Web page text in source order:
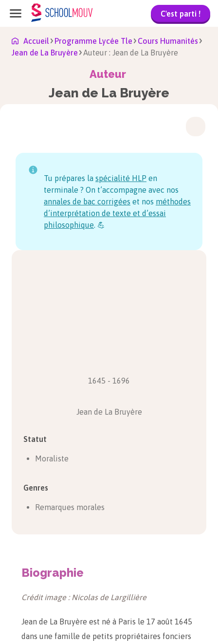
C'est parti !
Accueil Programme Lycée Tle
Cours Humanités
Jean de La Bruyère
Auteur : Jean de La Bruyère
Auteur
Jean de La Bruyère
Tu prépares la spécialité HLP en
terminale ? On t’accompagne avec nos
annales de bac corrigées et nos méthodes
d’interprétation de texte et d’essai
philosophique. 💪
1645 - 1696
Jean de La Bruyère
Statut
Moraliste
Genres
Remarques morales
Biographie
Crédit image : Nicolas de Largillière
Jean de La Bruyère est né à Paris le 17 août 1645
dans une famille de petits propriétaires fonciers